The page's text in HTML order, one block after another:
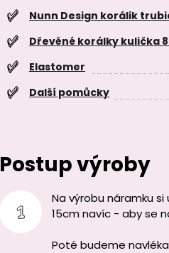
Nunn Design korálik
Dřevěné korálky kulička
Elastomer
Další pomůcky
Postup výroby
Na výrobu náramku
15cm navíc - aby se
Poté budeme